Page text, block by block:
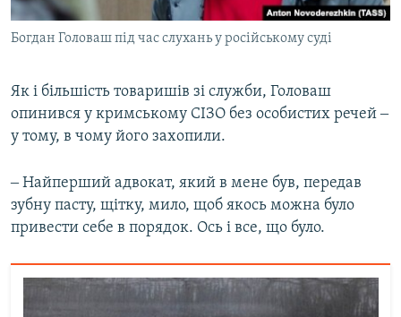
Богдан Головаш під час слухань у російському суді
Як і більшість товаришів зі служби, Головаш
опинився у кримському СІЗО без особистих речей ‒
у тому, в чому його захопили.
‒ Найперший адвокат, який в мене був, передав
зубну пасту, щітку, мило, щоб якось можна було
привести себе в порядок. Ось і все, що було.